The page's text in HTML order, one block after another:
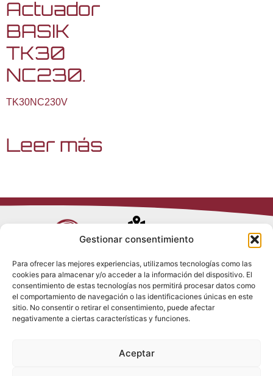
Gestionar consentimiento
Para ofrecer las mejores experiencias, utilizamos tecnologías como las
cookies para almacenar y/o acceder a la información del dispositivo. El
consentimiento de estas tecnologías nos permitirá procesar datos como
el comportamiento de navegación o las identificaciones únicas en este
sitio. No consentir o retirar el consentimiento, puede afectar
negativamente a ciertas características y funciones.
Aceptar
Actuador
BASIK
TK30
NC230.
TK30NC230V
Leer más
Avenida de
28017 Madrid
(España)
(+34) 910 917
info@tenki-
Política de
Privacidad
Política de
Cookies